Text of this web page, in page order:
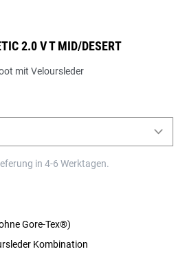
2.0 V T MID/DESERT
mit Veloursleder
in 4-6 Werktagen.
Gore-Tex®)
Kombination